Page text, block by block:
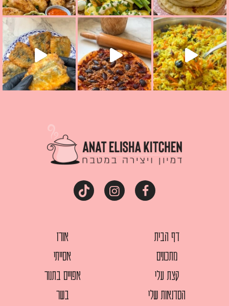
ככה? ההסבר בסרטו
מז׳ווז׳ין או בתרגום לעברית, מחותניםמתכון ראש
דף הבית
מתכונים
קצת עלי
הסדנאות שלי
אורז
אסייתי
אפויים בתנור
בשר